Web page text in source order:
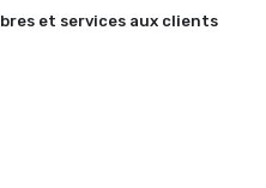
et services aux clients